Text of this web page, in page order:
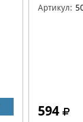
Артикул:
594